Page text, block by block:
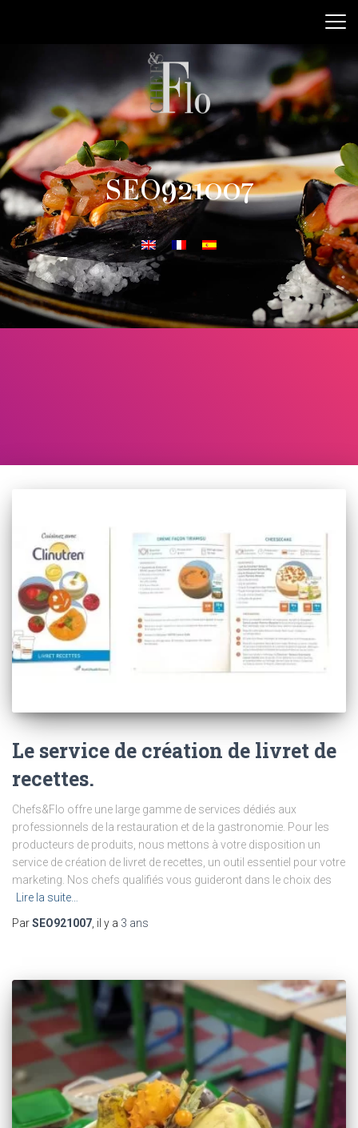
SEO921007
Le service de création de livret de
recettes.
Chefs&Flo offre une large gamme de services dédiés aux
professionnels de la restauration et de la gastronomie. Pour les
producteurs de produits, nous mettons à votre disposition un
service de création de livret de recettes, un outil essentiel pour votre
marketing. Nos chefs qualifiés vous guideront dans le choix des
Lire la suite…
ParSEO921007 , il y a 3 ans